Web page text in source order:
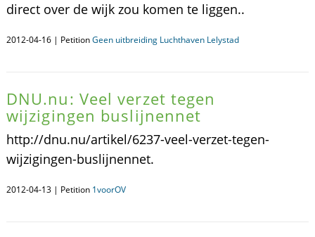
direct over de wijk zou komen te liggen..
2012-04-16 | PetitionGeen uitbreiding Luchthaven Lelystad
DNU.nu: Veel verzet tegen
wijzigingen buslijnennet
http://dnu.nu/artikel/6237-veel-verzet-tegen-
wijzigingen-buslijnennet.
2012-04-13 | Petition 1voorOV